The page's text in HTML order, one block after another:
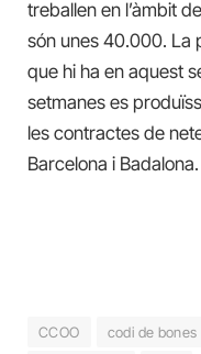
treballen en l’àmbit
són unes 40.000. La
que hi ha en aquest
setmanes es
les contractes de
Barcelona i Badalona.
CCOO codi de